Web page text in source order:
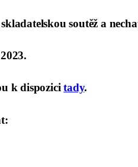
soutěž a
3.
k dispozicitady.